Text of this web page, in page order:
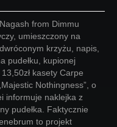
Nagash from Dimmu
umieszczony na
krzyżu, napis,
pudełku, kupionej
kasety Carpe
Nothingness”, o
informuje naklejka z
pudełka. Faktycznie
to projekt